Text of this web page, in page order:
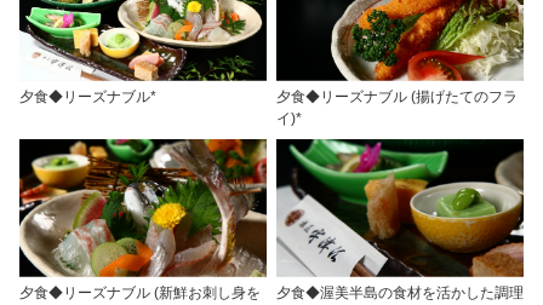
夕食◆リーズナブル*
夕食◆リーズナブル (揚げたてのフラ
イ)*
夕食◆リーズナブル (新鮮お刺し身を 夕食◆渥美半島の食材を活かした調理